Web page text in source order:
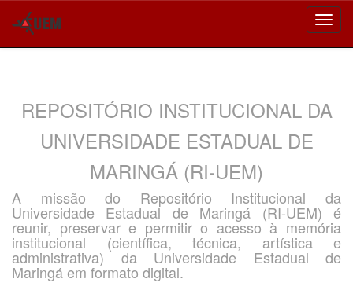
REPOSITÓRIO INSTITUCIONAL DA
UNIVERSIDADE ESTADUAL DE
MARINGÁ (RI-UEM)
A missão do Repositório Institucional da
Universidade Estadual de Maringá (RI-UEM) é
reunir, preservar e permitir o acesso à memória
institucional (científica, técnica, artística e
administrativa) da Universidade Estadual de
Maringá em formato digital.